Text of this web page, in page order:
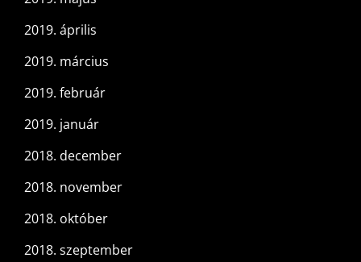
2019. április
2019. március
2019. február
2019. január
2018. december
2018. november
2018. október
2018. szeptember